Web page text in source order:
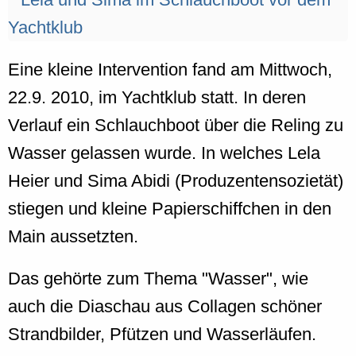
Eine kleine Intervention fand am Mittwoch,
22.9. 2010, im Yachtklub statt. In deren
Verlauf ein Schlauchboot über die Reling zu
Wasser gelassen wurde. In welches Lela
Heier und Sima Abidi (Produzentensozietät)
stiegen und kleine Papierschiffchen in den
Main aussetzten.
Das gehörte zum Thema "Wasser", wie
auch die Diaschau aus Collagen schöner
Strandbilder, Pfützen und Wasserläufen.